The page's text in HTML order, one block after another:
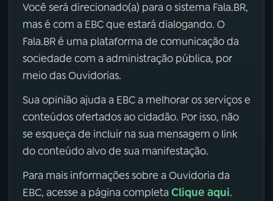
Você será direcionado(a) para o sistema Fala.BR,
mas é com a EBC que estará dialogando. O
Fala.BR é uma plataforma de comunicação da
sociedade com a administração pública, por
meio das Ouvidorias.
Sua opinião ajuda a EBC a melhorar os serviços e
conteúdos ofertados ao cidadão. Por isso, não
se esqueça de incluir na sua mensagem o link
do conteúdo alvo de sua manifestação.
Para mais informações sobre a Ouvidoria da
EBC, acesse a página completa Clique aqui.